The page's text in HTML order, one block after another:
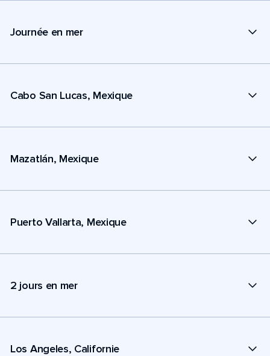
Journée en mer
Cabo San Lucas, Mexique
Mazatlán, Mexique
Puerto Vallarta, Mexique
2 jours en mer
Los Angeles, Californie